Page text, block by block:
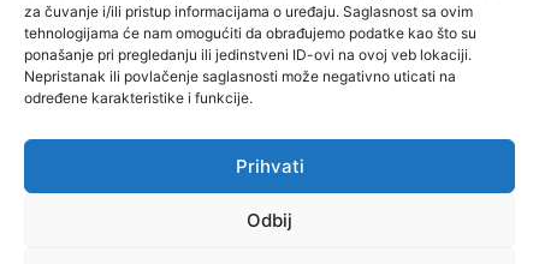
za čuvanje i/ili pristup informacijama o uređaju. Saglasnost sa ovim
tehnologijama će nam omogućiti da obrađujemo podatke kao što su
ponašanje pri pregledanju ili jedinstveni ID-ovi na ovoj veb lokaciji.
Nepristanak ili povlačenje saglasnosti može negativno uticati na
određene karakteristike i funkcije.
Prihvati
Odbij